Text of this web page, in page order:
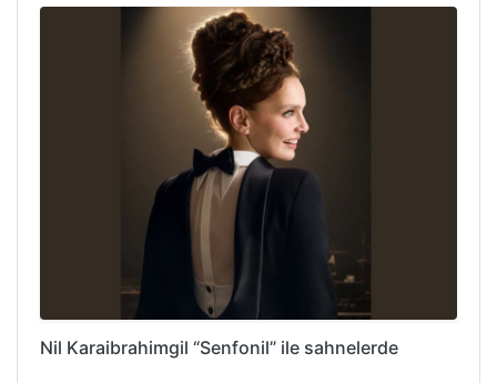
Nil Karaibrahimgil “Senfonil” ile sahnelerde